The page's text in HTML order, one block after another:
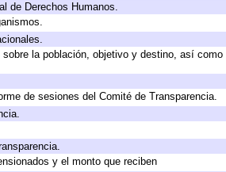
de Derechos Humanos.
la población, objetivo y destino, así
de sesiones del Comité de Transparencia.
y el monto que reciben